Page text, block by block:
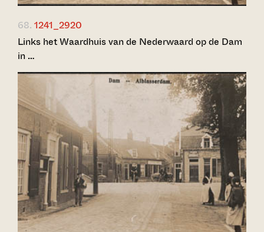
68. 1241_2920
Links het Waardhuis van de Nederwaard op de Dam
in …